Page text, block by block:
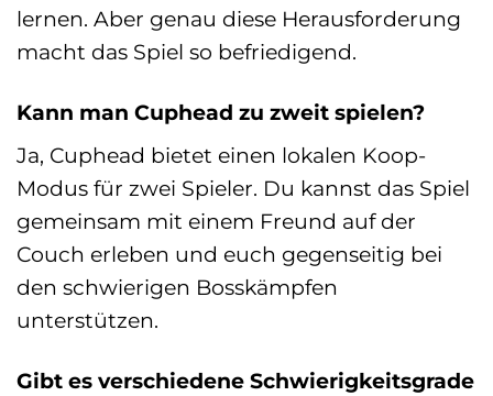
lernen. Aber genau diese Herausforderung
macht das Spiel so befriedigend.
Kann man Cuphead zu zweit spielen?
Ja, Cuphead bietet einen lokalen Koop-
Modus für zwei Spieler. Du kannst das Spiel
gemeinsam mit einem Freund auf der
Couch erleben und euch gegenseitig bei
den schwierigen Bosskämpfen
unterstützen.
Gibt es verschiedene Schwierigkeitsgrade